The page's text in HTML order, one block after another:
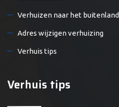
Verhuizen naar het buitenland
Adres wijzigen verhuizing
Verhuis tips
Verhuis tips